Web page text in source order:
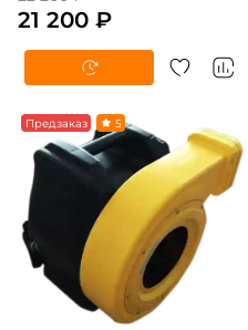
21 200 ₽
-5% Предзаказ